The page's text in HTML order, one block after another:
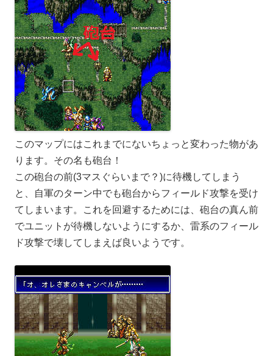
このマップにはこれまでにないちょっと変わった物があ
ります。その名も砲台！
この砲台の前(3マスぐらいまで？)に待機してしまう
と、自軍のターン中でも砲台からフィールド攻撃を受け
てしまいます。これを回避するためには、砲台の真ん前
でユニットが待機しないようにするか、雷系のフィール
ド攻撃で壊してしまえば良いようです。